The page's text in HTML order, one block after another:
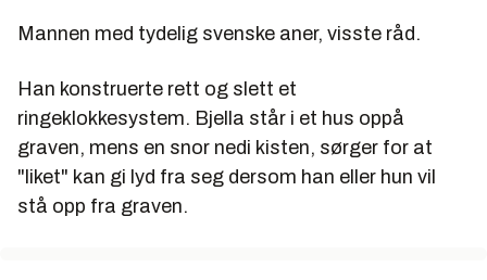
Mannen med tydelig svenske aner, visste råd.
Han konstruerte rett og slett et
ringeklokkesystem. Bjella står i et hus oppå
graven, mens en snor nedi kisten, sørger for at
"liket" kan gi lyd fra seg dersom han eller hun vil
stå opp fra graven.